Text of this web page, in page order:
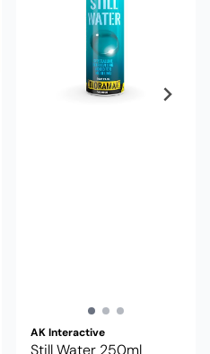
AK Interactive
Still Water 250ml